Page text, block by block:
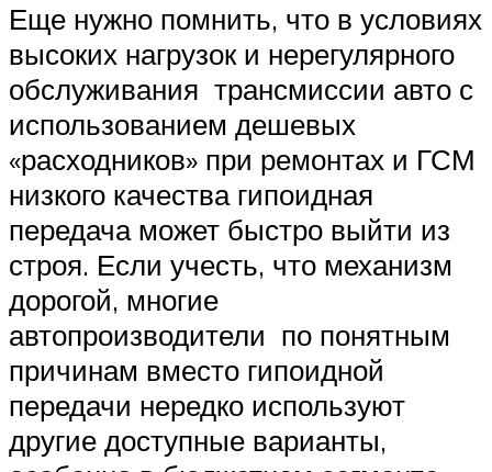
Еще нужно помнить, что в условиях
высоких нагрузок и нерегулярного
обслуживания трансмиссии авто с
использованием дешевых
«расходников» при ремонтах и ГСМ
низкого качества гипоидная
передача может быстро выйти из
строя. Если учесть, что механизм
дорогой, многие
автопроизводители по понятным
причинам вместо гипоидной
передачи нередко используют
другие доступные варианты,